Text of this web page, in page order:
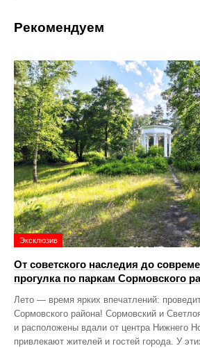
Рекомендуем
Эксклюзив
От советского наследия до
прогулка по паркам Сормовского
Лето — время ярких впечатлений:
Сормовского района! Сормовский и
и расположены вдали от центра Нижнего
привлекают жителей и гостей города. У